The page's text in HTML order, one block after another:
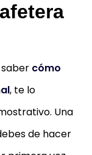
cómo
, te lo
Una
de hacer